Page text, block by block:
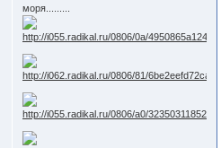
моря.........